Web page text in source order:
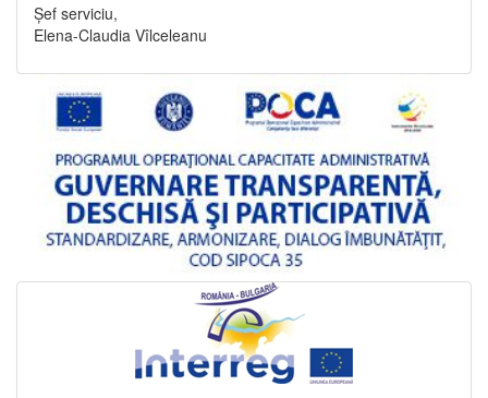
Șef serviciu,
Elena-Claudia Vîlceleanu